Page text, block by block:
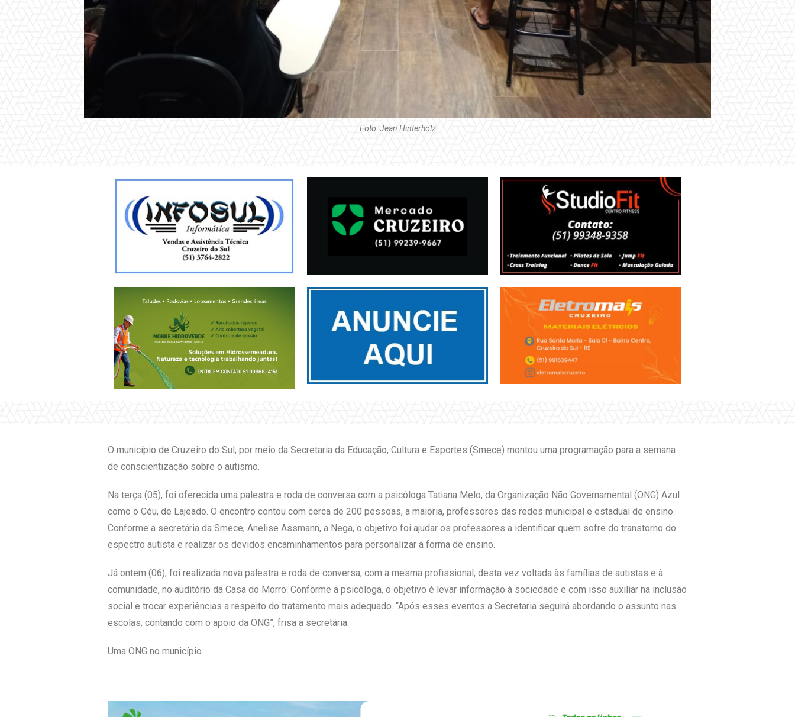
Foto: Jean Hinterholz
O município de Cruzeiro do Sul, por meio da Secretaria da Educação, Cultura e Esportes (Smece) montou uma programação para a semana
de conscientização sobre o autismo.
Na terça (05), foi oferecida uma palestra e roda de conversa com a psicóloga Tatiana Melo, da Organização Não Governamental (ONG) Azul
como o Céu, de Lajeado. O encontro contou com cerca de 200 pessoas, a maioria, professores das redes municipal e estadual de ensino.
Conforme a secretária da Smece, Anelise Assmann, a Nega, o objetivo foi ajudar os professores a identificar quem sofre do transtorno do
espectro autista e realizar os devidos encaminhamentos para personalizar a forma de ensino.
Já ontem (06), foi realizada nova palestra e roda de conversa, com a mesma profissional, desta vez voltada às famílias de autistas e à
comunidade, no auditório da Casa do Morro. Conforme a psicóloga, o objetivo é levar informação à sociedade e com isso auxiliar na inclusão
social e trocar experiências a respeito do tratamento mais adequado. “Após esses eventos a Secretaria seguirá abordando o assunto nas
escolas, contando com o apoio da ONG”, frisa a secretária.
Uma ONG no município